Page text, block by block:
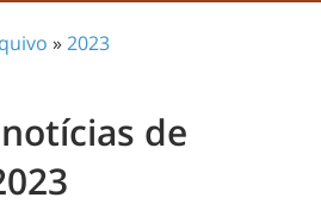
»2023
de